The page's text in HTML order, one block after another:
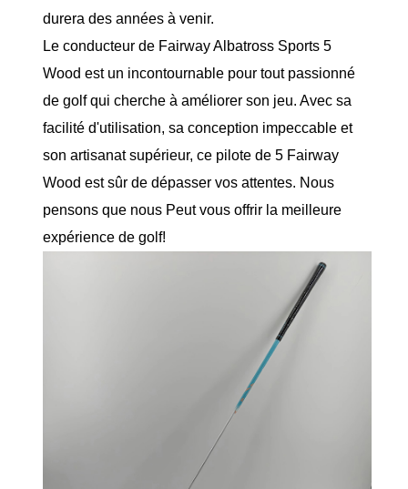
durera des années à venir.
Le conducteur de Fairway Albatross Sports 5
Wood est un incontournable pour tout passionné
de golf qui cherche à améliorer son jeu. Avec sa
facilité d'utilisation, sa conception impeccable et
son artisanat supérieur, ce pilote de 5 Fairway
Wood est sûr de dépasser vos attentes. Nous
pensons que nous Peut vous offrir la meilleure
expérience de golf!